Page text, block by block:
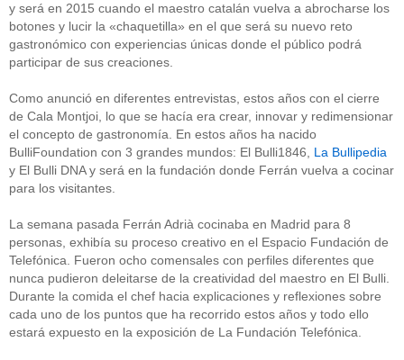
y será en 2015 cuando el maestro catalán vuelva a abrocharse los
botones y lucir la «chaquetilla» en el que será su nuevo reto
gastronómico con experiencias únicas donde el público podrá
participar de sus creaciones.
Como anunció en diferentes entrevistas, estos años con el cierre
de Cala Montjoi, lo que se hacía era crear, innovar y redimensionar
el concepto de gastronomía. En estos años ha nacido
BulliFoundation con 3 grandes mundos: El Bulli1846, La Bullipedia
y El Bulli DNA y será en la fundación donde Ferrán vuelva a cocinar
para los visitantes.
La semana pasada Ferrán Adrià cocinaba en Madrid para 8
personas, exhibía su proceso creativo en el Espacio Fundación de
Telefónica. Fueron ocho comensales con perfiles diferentes que
nunca pudieron deleitarse de la creatividad del maestro en El Bulli.
Durante la comida el chef hacia explicaciones y reflexiones sobre
cada uno de los puntos que ha recorrido estos años y todo ello
estará expuesto en la exposición de La Fundación Telefónica.